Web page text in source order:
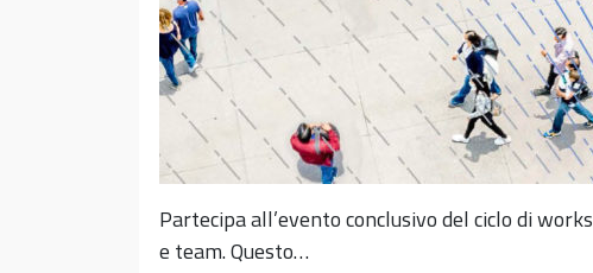
Partecipa all’evento conclusivo del ciclo di
e team. Questo…